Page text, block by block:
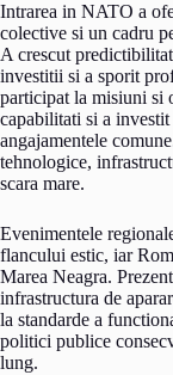
Intrarea in NATO a
colective si un cadru
A crescut
investitii si a sporit
participat la misiuni si
capabilitati si a
angajamentele
tehnologice,
scara mare.
Evenimentele
flancului estic, iar
Marea Neagra.
infrastructura de
la standarde a
politici publice
lung.